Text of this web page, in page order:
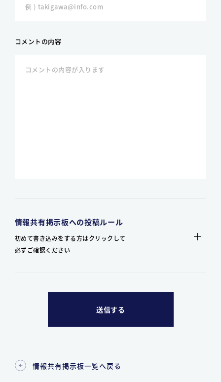
コメントの内容
情報共有掲示板への投稿ルール
初めて書き込みをする方はクリックして
必ずご確認ください
情報共有掲示板一覧へ戻る